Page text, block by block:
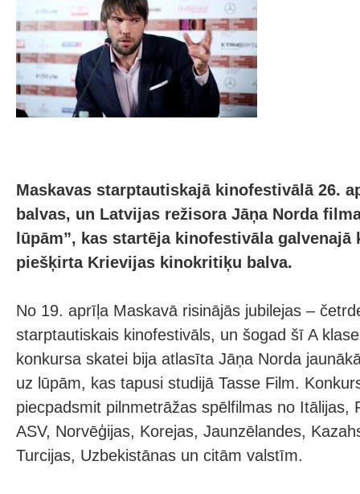
Maskavas starptautiskajā kinofestivālā 26.
balvas, un Latvijas režisora Jāņa Norda
lūpām”, kas startēja kinofestivāla galvenajā
piešķirta Krievijas kinokritiķu balva.
No 19. aprīļa Maskavā risinājās jubilejas –
starptautiskais kinofestivāls, un šogad šī A
konkursa skatei bija atlasīta Jāņa Norda
uz lūpām, kas tapusi studijā Tasse Film.
piecpadsmit pilnmetrāžas spēlfilmas no Itālijas,
ASV, Norvēģijas, Korejas, Jaunzēlandes,
Turcijas, Uzbekistānas un citām valstīm.